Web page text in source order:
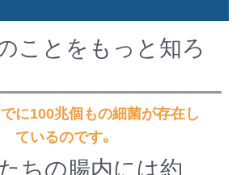
ことをもっと知ろ
に100兆個もの細菌が存在し
ているのです。
ちの腸内には約